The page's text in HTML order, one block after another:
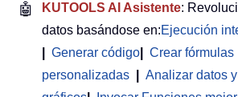
🤖 KUTOOLS AI Asistente:
datos basándose en:Ejecución
Generar código
Crear fórmulas
personalizadas
Analizar datos